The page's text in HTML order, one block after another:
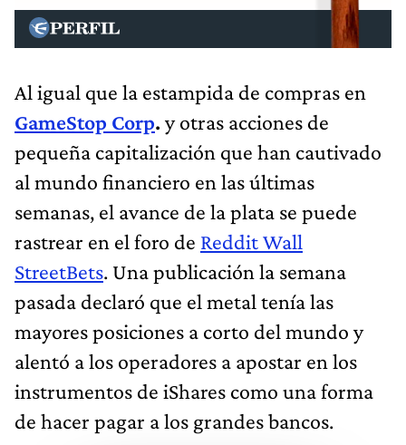
Al igual que la estampida de compras en
GameStop Corp. y otras acciones de
pequeña capitalización que han cautivado
al mundo financiero en las últimas
semanas, el avance de la plata se puede
rastrear en el foro de Reddit Wall
StreetBets. Una publicación la semana
pasada declaró que el metal tenía las
mayores posiciones a corto del mundo y
alentó a los operadores a apostar en los
instrumentos de iShares como una forma
de hacer pagar a los grandes bancos.